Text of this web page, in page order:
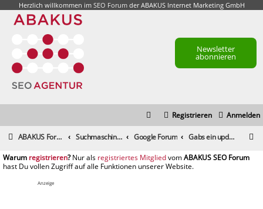
Herzlich willkommen im SEO Forumder ABAKUS Internet Marketing GmbH
Newsletter
abonnieren
Anmelden
Registrieren
ABAKUS Foren-Übersicht Suchmaschinenmarketing (SEM) / Suchmaschinenoptimierung (SEO) Google Forum Gabs ein update?
registrieren registriertes Mitglied
Anzeige